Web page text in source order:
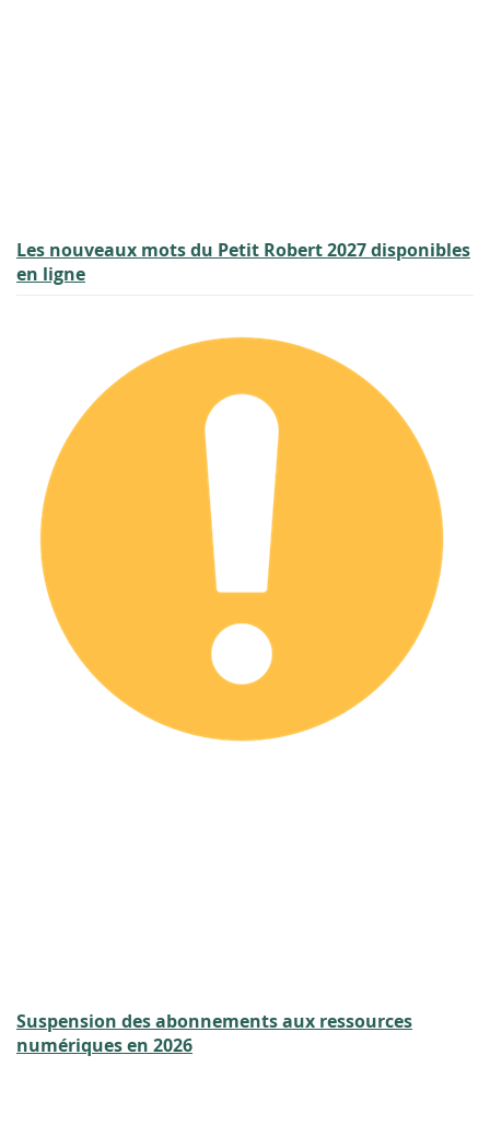
Les nouveaux mots du Petit Robert 2027 disponibles
en ligne
Suspension des abonnements aux ressources
numériques en 2026